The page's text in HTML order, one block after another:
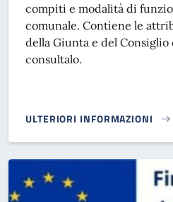
compiti e modalità di
comunale. Contiene le
della Giunta e del Consiglio
consultalo.
ULTERIORI INFORMAZIONI
STATUTO COMUNALE}